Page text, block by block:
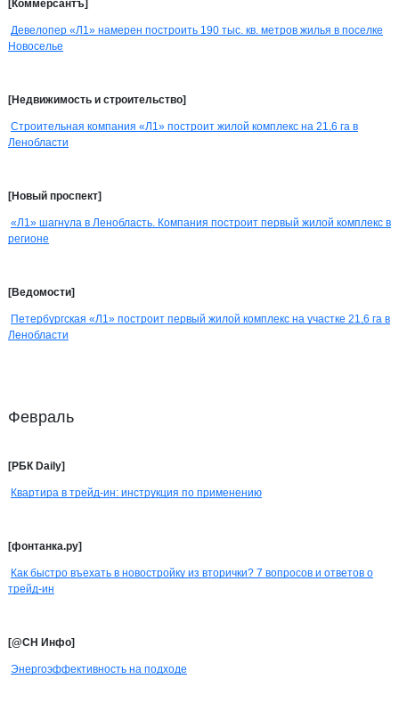
[Коммерсантъ]
Девелопер «Л1» намерен построить 190 тыс. кв. метров жилья в поселке
Новоселье
[Недвижимость и строительство]
Строительная компания «Л1» построит жилой комплекс на 21,6 га в
Ленобласти
[Новый проспект]
«Л1» шагнула в Ленобласть. Компания построит первый жилой комплекс в
регионе
[Ведомости]
Петербургская «Л1» построит первый жилой комплекс на участке 21,6 га в
Ленобласти
Февраль
[РБК Daily]
Квартира в трейд-ин: инструкция по применению
[фонтанка.ру]
Как быстро въехать в новостройку из вторички? 7 вопросов и ответов о
трейд-ин
[@СН Инфо]
Энергоэффективность на подходе